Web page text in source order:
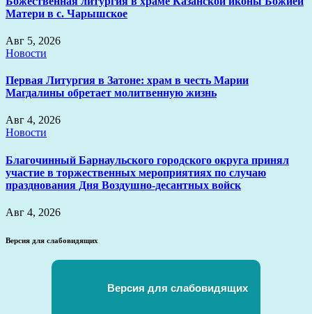
Матери в с. Чарышское
Авг 5, 2026
Новости
Первая Литургия в Затоне: храм в честь Марии
Магдалины обретает молитвенную жизнь
Авг 4, 2026
Новости
Благочинный Барнаульского городского округа принял
участие в торжественных мероприятиях по случаю
празднования Дня Воздушно-десантных войск
Авг 4, 2026
Версия для слабовидящих
Версия для слабовидящих